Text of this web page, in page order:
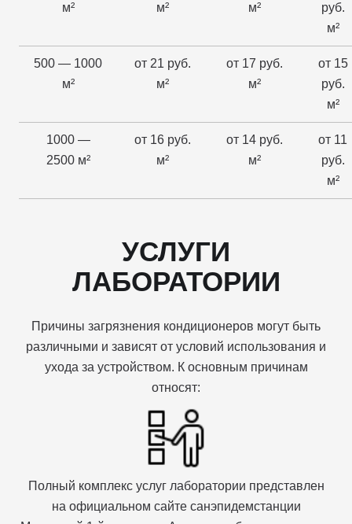
м²
м²
м²
руб.
м²
500 — 1000
м²
от 21 руб.
м²
от 17 руб.
м²
от 15
руб.
м²
1000 —
2500 м²
от 16 руб.
м²
от 14 руб.
м²
от 11
руб.
м²
УСЛУГИ
ЛАБОРАТОРИИ
Причины загрязнения кондиционеров могут быть
различными и зависят от условий использования и
ухода за устройством. К основным причинам
относят:
Полный комплекс услуг лаборатории представлен
на официальном сайте санэпидемстанции